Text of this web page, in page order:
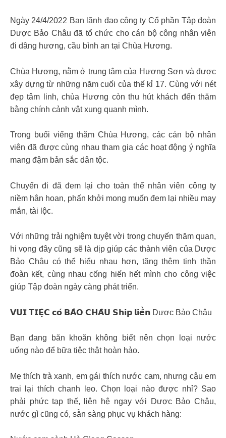
Ngày 24/4/2022 Ban lãnh đạo công ty Cổ phần Tập đoàn
Dược Bảo Châu đã tổ chức cho cán bộ công nhân viên
đi dâng hương, cầu bình an tại Chùa Hương.
Chùa Hương, nằm ở trung tâm của Hương Sơn và được
xây dựng từ những năm cuối của thế kỉ 17. Cùng với nét
đẹp tâm linh, chùa Hương còn thu hút khách đến thăm
bằng chính cảnh vật xung quanh mình.
Trong buổi viếng thăm Chùa Hương, các cán bộ nhân
viên đã được cùng nhau tham gia các hoạt động ý nghĩa
mang đậm bản sắc dân tộc.
Chuyến đi đã đem lại cho toàn thể nhân viên công ty
niềm hân hoan, phấn khởi mong muốn đem lại nhiều may
mắn, tài lộc.
Với những trải nghiệm tuyệt vời trong chuyến thăm quan,
hi vọng đây cũng sẽ là dịp giúp các thành viên của Dược
Bảo Châu có thể hiểu nhau hơn, tăng thêm tinh thần
đoàn kết, cùng nhau cống hiến hết mình cho công việc
giúp Tập đoàn ngày càng phát triển.
𝗩𝗨𝗜 𝗧𝗜𝗘̣̂𝗖 𝗰𝗼́ 𝗕𝗔̉𝗢 𝗖𝗛𝗔̂𝗨 𝗦𝗵𝗶𝗽 𝗹𝗶𝗲̂̀𝗻 Dược Bảo Châu
Bạn đang băn khoăn không biết nên chọn loại nước
uống nào để bữa tiệc thật hoàn hảo.
Mẹ thích trà xanh, em gái thích nước cam, nhưng cậu em
trai lại thích chanh leo. Chọn loại nào được nhỉ? Sao
phải phức tạp thế, liên hệ ngay với Dược Bảo Châu,
nước gì cũng có, sẵn sàng phục vụ khách hàng: